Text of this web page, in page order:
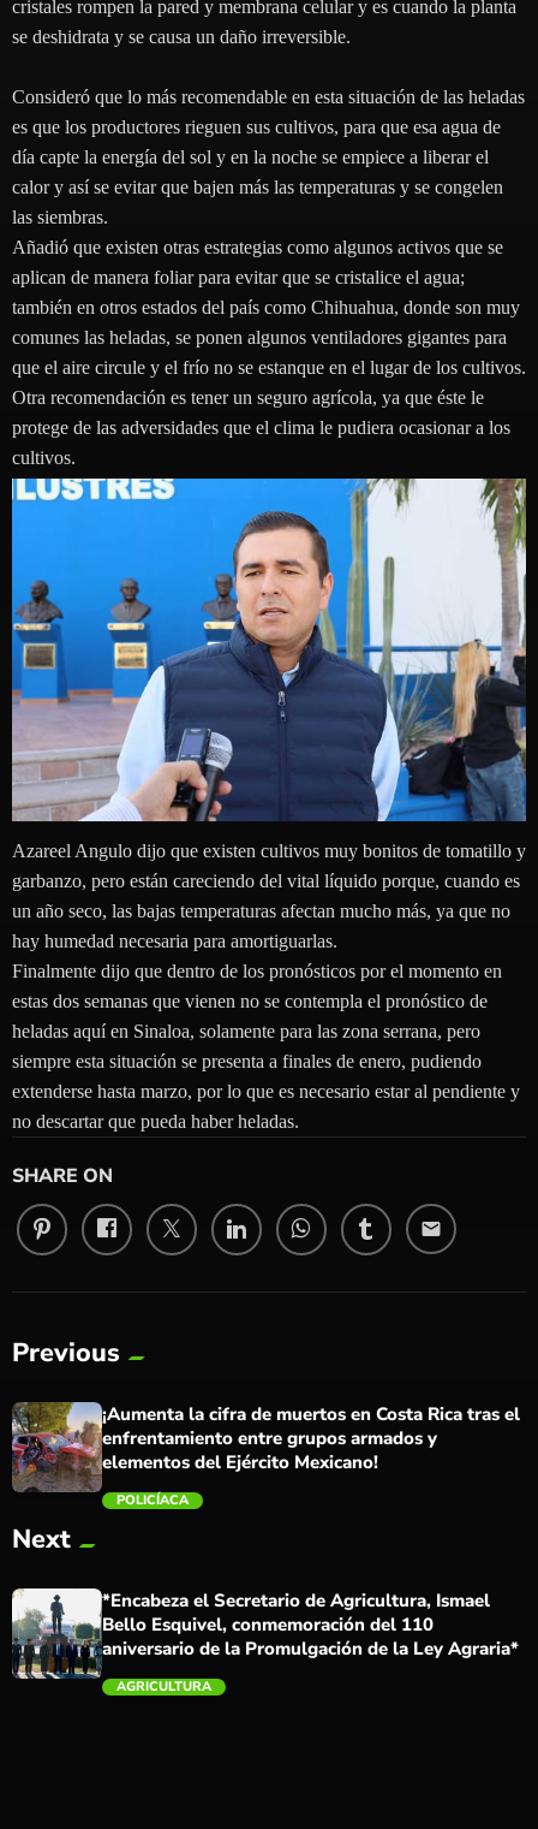
cristales rompen la pared y membrana celular y es cuando la planta
se deshidrata y se causa un daño irreversible.
Consideró que lo más recomendable en esta situación de las heladas
es que los productores rieguen sus cultivos, para que esa agua de
día capte la energía del sol y en la noche se empiece a liberar el
calor y así se evitar que bajen más las temperaturas y se congelen
las siembras.
Añadió que existen otras estrategias como algunos activos que se
aplican de manera foliar para evitar que se cristalice el agua;
también en otros estados del país como Chihuahua, donde son muy
comunes las heladas, se ponen algunos ventiladores gigantes para
que el aire circule y el frío no se estanque en el lugar de los cultivos.
Otra recomendación es tener un seguro agrícola, ya que éste le
protege de las adversidades que el clima le pudiera ocasionar a los
cultivos.
Azareel Angulo dijo que existen cultivos muy bonitos de tomatillo y
garbanzo, pero están careciendo del vital líquido porque, cuando es
un año seco, las bajas temperaturas afectan mucho más, ya que no
hay humedad necesaria para amortiguarlas.
Finalmente dijo que dentro de los pronósticos por el momento en
estas dos semanas que vienen no se contempla el pronóstico de
heladas aquí en Sinaloa, solamente para las zona serrana, pero
siempre esta situación se presenta a finales de enero, pudiendo
extenderse hasta marzo, por lo que es necesario estar al pendiente y
no descartar que pueda haber heladas.
SHARE ON
email
Previous
¡Aumenta la cifra de muertos en Costa Rica tras el
enfrentamiento entre grupos armados y
elementos del Ejército Mexicano!
POLICÍACA
Next
*Encabeza el Secretario de Agricultura, Ismael
Bello Esquivel, conmemoración del 110
aniversario de la Promulgación de la Ley Agraria*
AGRICULTURA